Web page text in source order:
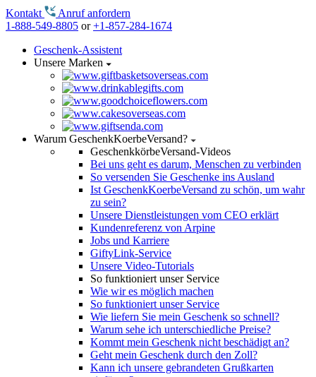
Kontakt
Anruf anfordern
1-888-549-8805 or+1-857-284-1674
Geschenk-Assistent
Unsere Marken
Warum GeschenkKoerbeVersand?
GeschenkkörbeVersand-Videos
Bei uns geht es darum, Menschen zu verbinden
So versenden Sie Geschenke ins Ausland
Ist GeschenkKoerbeVersand zu schön, um wahr
zu sein?
Unsere Dienstleistungen vom CEO erklärt
Kundenreferenz von Arpine
Jobs und Karriere
GiftyLink-Service
Unsere Video-Tutorials
So funktioniert unser Service
Wie wir es möglich machen
So funktioniert unser Service
Wie liefern Sie mein Geschenk so schnell?
Warum sehe ich unterschiedliche Preise?
Kommt mein Geschenk nicht beschädigt an?
Geht mein Geschenk durch den Zoll?
Kann ich unsere gebrandeten Grußkarten